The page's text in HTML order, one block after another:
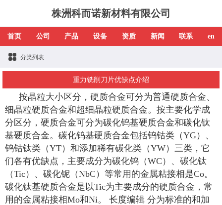
株洲科而诺新材料有限公司
首页 公司 产品 设备 资质 新闻 联系 en
分类列表
重力铣削刀片优缺点介绍
按晶粒大小区分，硬质合金可分为普通硬质合金、
细晶粒硬质合金和超细晶粒硬质合金。按主要化学成
分区分，硬质合金可分为碳化钨基硬质合金和碳化钛
基硬质合金。碳化钨基硬质合金包括钨钴类（YG）、
钨钴钛类（YT）和添加稀有碳化类（YW）三类，它
们各有优缺点，主要成分为碳化钨（WC）、碳化钛
（Tic）、碳化铌（NbC）等常用的金属粘接相是Co。
碳化钛基硬质合金是以Tic为主要成分的硬质合金，常
用的金属粘接相Mo和Ni。 长度编辑 分为标准的和加